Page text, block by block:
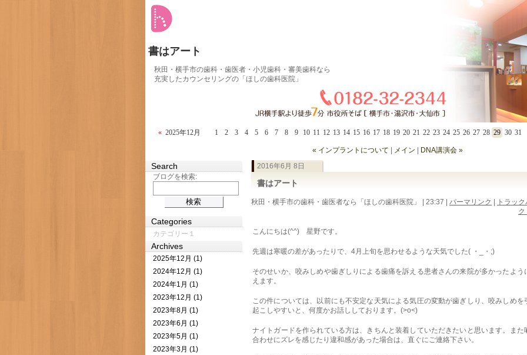
書はアート
秋田・横手市の歯科・歯医者・小児歯科・審美歯科なら
充実したカウンセリングの「ほしの歯科医院」
« 2025年12月 1 2 3 4 5 6 7 8 9 10 11 12 13 14 15 16 17 18 19 20 21 22 23 24 25 26 27 28 29 30 31
« インプラントについて メイン
DNA講演会 »
2016年6月 8日
書はアート
秋田・横手市の歯科・歯医者なら「ほしの歯科医院」 | 23:37 パーマリンク
トラッ
ク
こんにちは(^^) 星野です。
先週は寒暖の差があったりで、4月上旬を思わせるような天気でした( ・_・;)
そのせいか、咬みしめや歯ぎしりによる歯痛を訴える患者さんの来院が多かったよう
えます。
この件については、以前にも不安定な天気による気圧の変動が歯ぎしり、咬みしめを
起こしやすいと、何度かお話ししております。(>o<)
ナイトガードを作られている方は、きちんと装着していただきたいと思います。また
合わせにズレを感じたり違和感があった場合は、直ぐにご連絡下さい。
Search
ブログを検索:
Categories
カテゴリー１
Archives
2025年12月 (1)
2024年12月 (1)
2024年1月 (1)
2023年12月 (1)
2023年8月 (1)
2023年6月 (1)
2023年5月 (1)
2023年3月 (1)